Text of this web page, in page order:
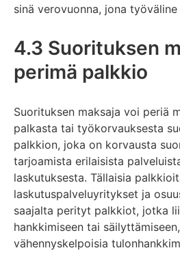
sinä verovuonna, jona
4.3 Suorituksen
perimä palkkio
Suorituksen maksaja voi periä
palkasta tai työkorvauksesta
palkkion, joka on korvausta
tarjoamista erilaisista
laskutuksesta. Tällaisia
laskutuspalveluyritykset ja
saajalta perityt palkkiot, jotka
hankkimiseen tai
vähennyskelpoisia